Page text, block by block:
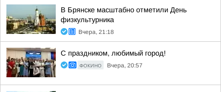
В Брянске масштабно отметили День
физкультурника
Вчера, 21:18
С праздником, любимый город!
ФОКИНО Вчера, 20:57